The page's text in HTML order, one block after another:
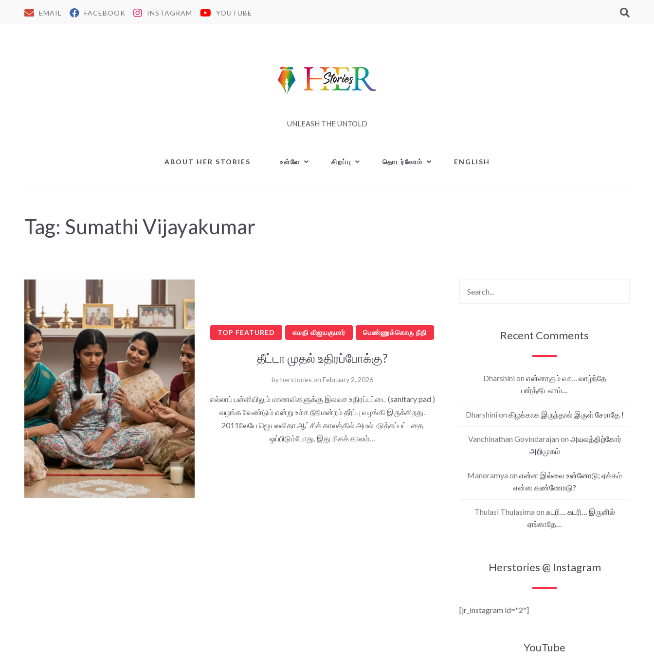
EMAIL FACEBOOK INSTAGRAM YOUTUBE
UNLEASH THE UNTOLD
ABOUT HER STORIES உள்ளே சிறப்பு தொடர்வோம் ENGLISH
Tag: Sumathi Vijayakumar
TOP FEATURED சுமதி விஜயகுமார் பெண்ணுக்கொரு நீதி
தீட்டா முதல் உதிரப்போக்கு?
byherstories on February 2, 2026
எல்லாப் பள்ளியிலும் மாணவிகளுக்கு இலவச உதிரப்பட்டை (sanitary pad )
வழங்க வேண்டும் என்று உச்ச நீதிமன்றம் தீர்ப்பு வழங்கி இருக்கிறது.
2011லேயே ஜெயலலிதா ஆட்சிக் காலத்தில் அமல்படுத்தப்பட்டதை
ஒப்பிடும்போது, இது மிகக் காலம்…
Recent Comments
Dharshini on என்னாகும் வா… வாழ்ந்தே
பார்த்திடலாம்…
Dharshini on கிழக்காக இருந்தால் இருள் சேராதே !
Vanchinathan Govindarajan on அவலத்திற்கோர்
அறிமுகம்
Manoramya on என்ன இல்லை உன்னோடு; ஏக்கம்
என்ன கண்ணோடு?
Thulasi Thulasima on சுடரி… சுடரி… இருளில்
ஏங்காதே…
Herstories @ Instagram
[jr_instagram id="2"]
YouTube